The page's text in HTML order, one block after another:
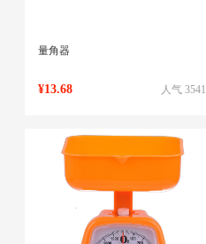
量角器
人气 3541
¥13.68